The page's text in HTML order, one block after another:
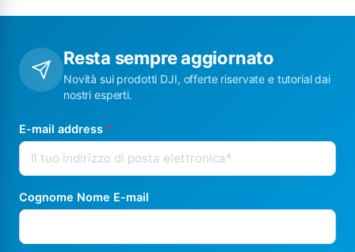
Resta sempre aggiornato
Novità sui prodotti DJI, offerte riservate e tutorial dai
nostri esperti.
E-mail address *
Cognome Nome E-mail